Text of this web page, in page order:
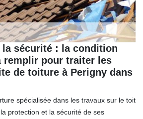
la sécurité : la condition
remplir pour traiter les
de toiture à Perigny dans
spécialisée dans les travaux sur le toit
protection et la sécurité de ses